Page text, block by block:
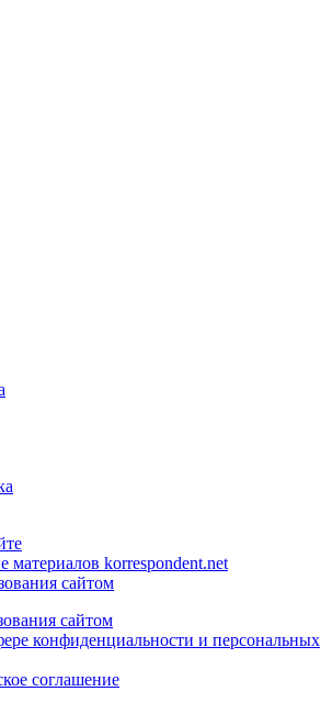
материалов korrespondent.net
сайтом
сайтом
конфиденциальности и персональных
соглашение